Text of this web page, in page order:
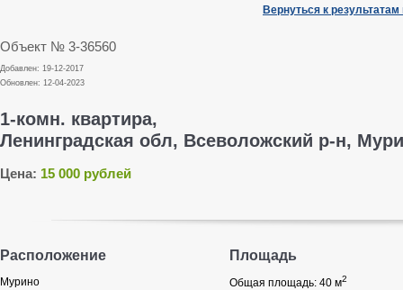
Вернуться к результатам
Объект № 3-36560
Добавлен: 19-12-2017
Обновлен: 12-04-2023
1-комн. квартира,
Ленинградская обл, Всеволожский р-н,
Цена: 15 000 рублей
Расположение
Мурино
Площадь
Общая площадь: 40 м2